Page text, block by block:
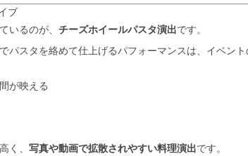
ブ
いるのが、チーズホイールパスタ演出です。
パスタを絡めて仕上げるパフォーマンスは、イベント
が映える
く、写真や動画で拡散されやすい料理演出です。